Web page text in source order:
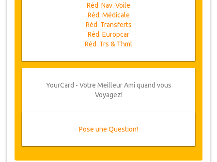
Réd. Nav. Voile
Réd. Médicale
Réd. Transferts
Réd. Europcar
Réd. Trs & Thml
YourCard - Votre Meilleur Ami quand vous
Voyagez!
Pose une Question!